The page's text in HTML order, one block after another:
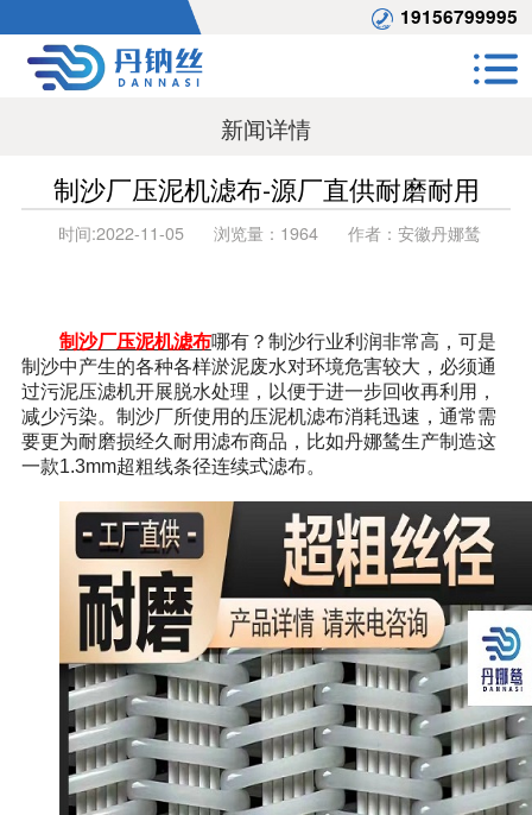
19156799995
新闻详情
制沙厂压泥机滤布-源厂直供耐磨耐用
时间:2022-11-05 浏览量： 1964 作者： 安徽丹娜鸶
制沙厂压泥机滤布哪有？制沙行业利润非常高，可是
制沙中产生的各种各样淤泥废水对环境危害较大，必须通
过污泥压滤机开展脱水处理，以便于进一步回收再利用，
减少污染。制沙厂所使用的压泥机滤布消耗迅速，通常需
要更为耐磨损经久耐用滤布商品，比如丹娜鸶生产制造这
一款1.3mm超粗线条径连续式滤布。